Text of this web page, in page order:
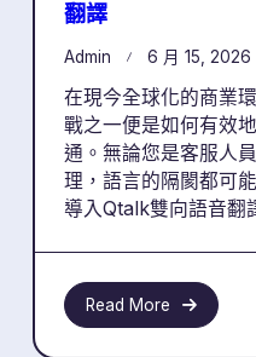
翻譯
Admin 6 月 15, 2026
在現今全球化的商業
戰之一便是如何有效
通。無論您是客服人
理，語言的隔閡都可
導入Qtalk雙向語音翻
Read More